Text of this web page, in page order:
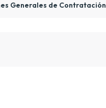
Generales de Contratación